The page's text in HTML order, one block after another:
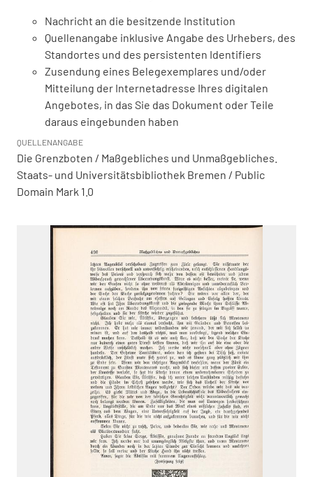
Nachricht an die besitzende Institution
Quellenangabe inklusive Angabe des Urhebers, des
Standortes und des persistenten Identifiers
Zusendung eines Belegexemplares und/oder
Mitteilung der Internetadresse Ihres digitalen
Angebotes, in das Sie das Dokument oder Teile
daraus eingebunden haben
QUELLENANGABE
Die Grenzboten / Maßgebliches und Unmaßgebliches.
Staats- und Universitätsbibliothek Bremen / Public
Domain Mark 1.0